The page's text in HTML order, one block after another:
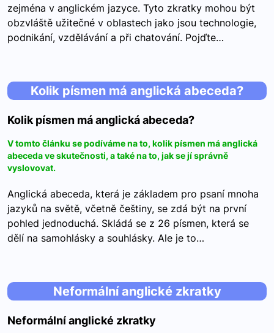
zejména v anglickém jazyce. Tyto zkratky mohou být
obzvláště užitečné v oblastech jako jsou technologie,
podnikání, vzdělávání a při chatování. Pojďte…
Kolik písmen má anglická abeceda?
Kolik písmen má anglická abeceda?
V tomto článku se podíváme na to, kolik písmen má anglická
abeceda ve skutečnosti, a také na to, jak se jí správně
vyslovovat.
Anglická abeceda, která je základem pro psaní mnoha
jazyků na světě, včetně češtiny, se zdá být na první
pohled jednoduchá. Skládá se z 26 písmen, která se
dělí na samohlásky a souhlásky. Ale je to…
Neformální anglické zkratky
Neformální anglické zkratky